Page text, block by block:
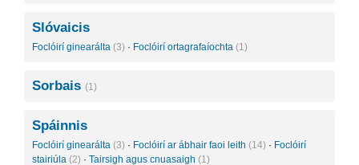
Slóvaicis
Foclóirí ginearálta (3) · Foclóirí ortagrafaíochta (1)
Sorbais (1)
Spáinnis
Foclóirí ginearálta (3) · Foclóirí ar ábhair faoi leith (14) · Foclóirí
stairiúla (2) · Tairsigh agus cnuasaigh (1)